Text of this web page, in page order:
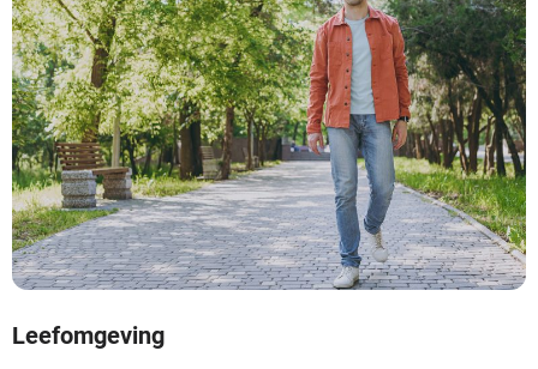
Leefomgeving